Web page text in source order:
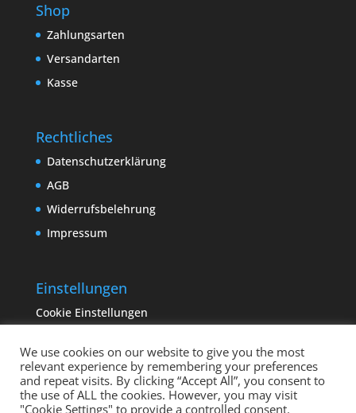
Shop
Zahlungsarten
Versandarten
Kasse
Rechtliches
Datenschutzerklärung
AGB
Widerrufsbelehrung
Impressum
Einstellungen
Cookie Einstellungen
We use cookies on our website to give you the most
relevant experience by remembering your preferences
and repeat visits. By clicking “Accept All”, you consent to
the use of ALL the cookies. However, you may visit
"Cookie Settings" to provide a controlled consent.